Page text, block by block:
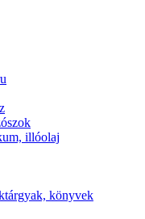
illóolaj
könyvek